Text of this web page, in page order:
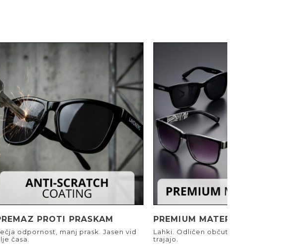
PROTI PRASKAM
odpornost, manj prask. Jasen vid
časa.
PREMIUM MATERIALI
Lahki. Odličen občutek. Narejeni,
trajajo.